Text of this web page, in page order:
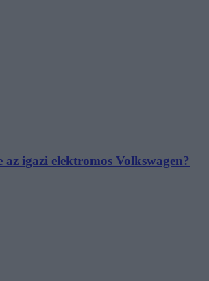
igazi elektromos Volkswagen?